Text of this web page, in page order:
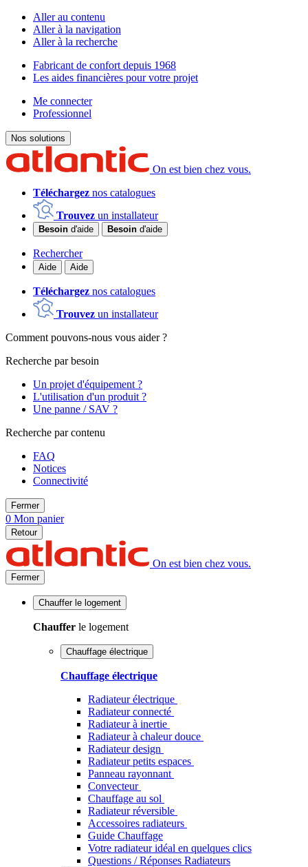
Aller au contenu
Aller à la navigation
Aller à la recherche
Fabricant de confort depuis 1968
Les aides financières pour votre projet
Me connecter
Professionnel
Nos solutions
On est bien chez vous.
Téléchargez nos catalogues
Trouvez un installateur
Besoin d'aide Besoin d'aide
Rechercher
Aide Aide
Téléchargez nos catalogues
Trouvez un installateur
Comment pouvons-nous vous aider ?
Recherche par besoin
Un projet d'équipement ?
L'utilisation d'un produit ?
Une panne / SAV ?
Recherche par contenu
FAQ
Notices
Connectivité
Fermer
0 Mon panier
Retour
On est bien chez vous.
Fermer
Chauffer le logement
Chauffer le logement
Chauffage électrique
Chauffage électrique
Radiateur électrique
Radiateur connecté
Radiateur à inertie
Radiateur à chaleur douce
Radiateur design
Radiateur petits espaces
Panneau rayonnant
Convecteur
Chauffage au sol
Radiateur réversible
Accessoires radiateurs
Guide Chauffage
Votre radiateur idéal en quelques clics
Questions / Réponses Radiateurs